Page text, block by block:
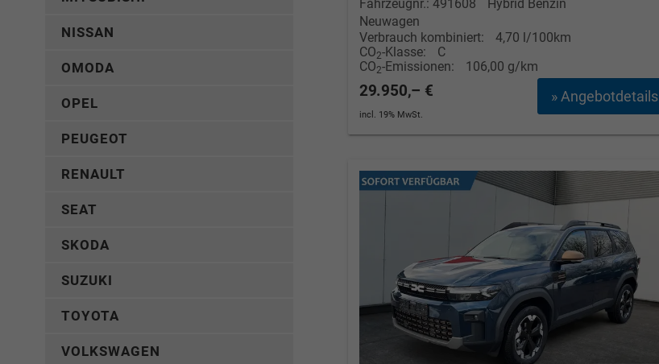
Fahrzeugnr.: 491608
Hybrid Benzin
Neuwagen
Verbrauch kombiniert:
4,70 l/100km
CO2-Klasse:
C
CO2-Emissionen: 106,00 g/km
» Angebotdetails
29.950,– €
incl. 19% MwSt.
NISSAN
OMODA
OPEL
PEUGEOT
RENAULT
SEAT
SKODA
SUZUKI
TOYOTA
VOLKSWAGEN